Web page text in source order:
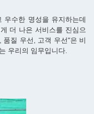
우수한 명성을 유지하는데
더 나은 서비스를 진심으
품질 우선, 고객 우선"은 비
우리의 임무입니다.